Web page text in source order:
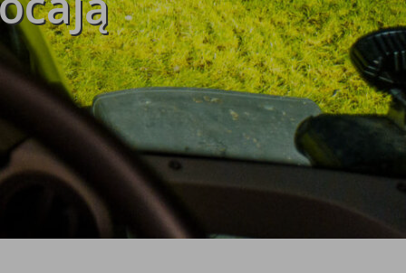
model i rocznik swojego ciągnika, a nasz